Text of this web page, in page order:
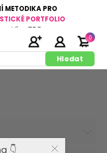
METODIKA PRO
PORTFOLIO
Více ZDE
0
👇